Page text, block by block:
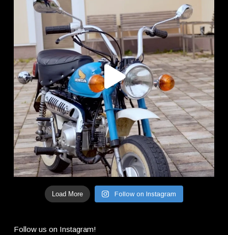
Load More Follow on Instagram
Follow us on Instagram!